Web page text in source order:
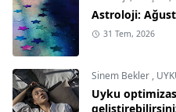
Astroloji:
31 Tem, 2026
Sinem Bekler ,
Uyku